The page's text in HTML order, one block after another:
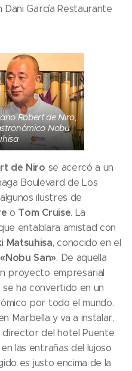
García Restaurante
Robert de Niro,
Nobu
de Niro se acercó a un
Boulevard de Los
ilustres de
o Tom Cruise. La
entablara amistad con
Matsuhisa, conocido en el
«Nobu San». De aquella
proyecto empresarial
ha convertido en un
por todo el mundo.
Marbella y va a instalar,
director del hotel Puente
las entrañas del lujoso
es justo encima de la